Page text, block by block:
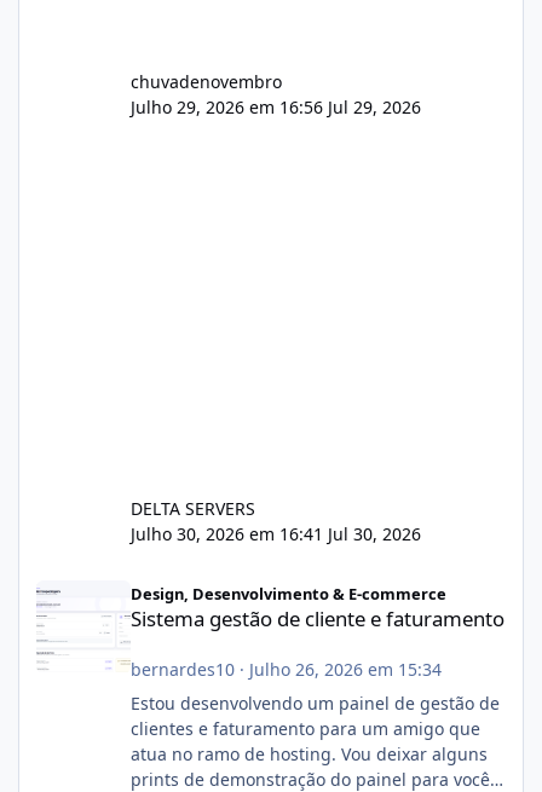
chuvadenovembro
Julho 29, 2026 em 16:56 Jul 29, 2026
DELTA SERVERS
Julho 30, 2026 em 16:41 Jul 30, 2026
Design, Desenvolvimento & E-commerce
Sistema gestão de cliente e faturamento
bernardes10· Julho 26, 2026 em 15:34
Estou desenvolvendo um painel de gestão de
clientes e faturamento para um amigo que
atua no ramo de hosting. Vou deixar alguns
prints de demonstração do painel para vocês